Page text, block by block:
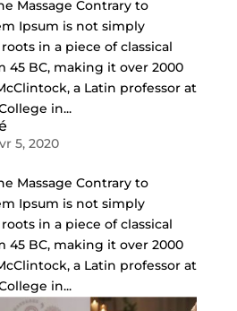
Massage Contrary to
Ipsum is not simply
in a piece of classical
45 BC, making it over 2000
a Latin professor at
in...
5, 2020
Massage Contrary to
Ipsum is not simply
in a piece of classical
45 BC, making it over 2000
a Latin professor at
in...